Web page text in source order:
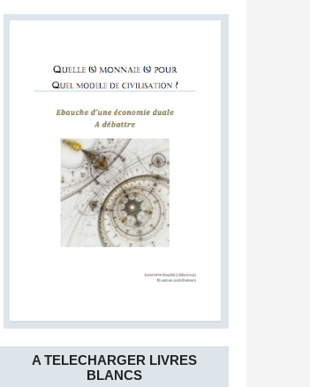
A TELECHARGER LIVRES
BLANCS